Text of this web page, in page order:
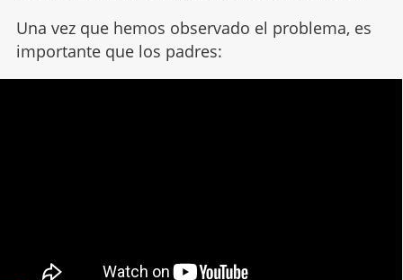
Una vez que hemos observado el problema, es
importante que los padres: